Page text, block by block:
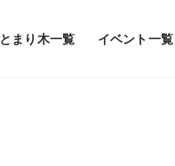
とまり木一覧 イベント一覧